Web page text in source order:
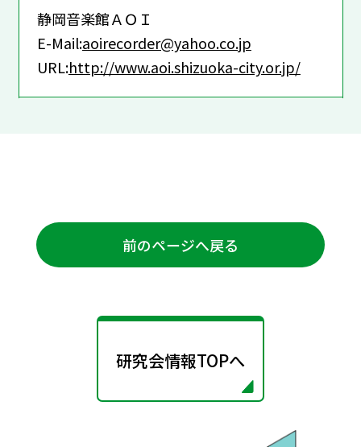
静岡音楽館ＡＯＩ
E-Mail:aoirecorder@yahoo.co.jp
URL:http://www.aoi.shizuoka-city.or.jp/
前のページへ戻る
研究会情報TOPへ